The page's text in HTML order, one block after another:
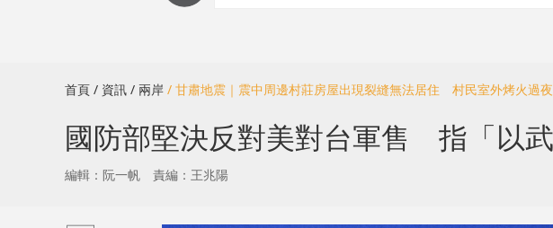
首頁 / 資訊 / 兩岸 / 甘肅地震｜震中周邊村莊房屋出現裂縫無法居住 村民室外烤火過夜
國防部堅決反對美對台軍售 指「以
編輯：阮一帆 責編：王兆陽